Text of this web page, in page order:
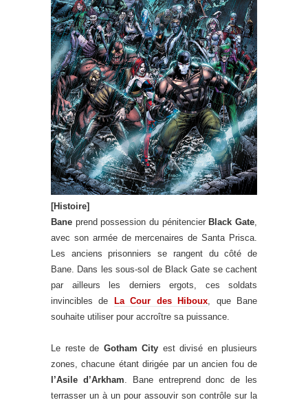
[Histoire]
Bane prend possession du pénitencierBlack Gate,
avec son armée de mercenaires de Santa Prisca.
Les anciens prisonniers se rangent du côté de
Bane. Dans les sous-sol de Black Gate se cachent
par ailleurs les derniers ergots, ces soldats
invincibles de
La Cour des Hiboux, que Bane
souhaite utiliser pour accroître sa puissance.
Le reste de Gotham City est divisé en plusieurs
zones, chacune étant dirigée par un ancien fou de
l’Asile d’Arkham. Bane entreprend donc de les
terrasser un à un pour assouvir son contrôle sur la